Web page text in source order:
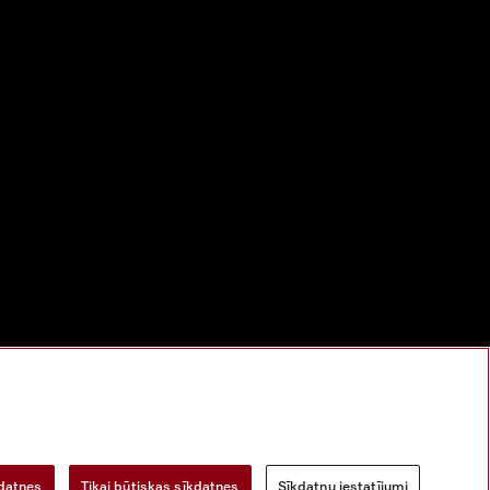
Tikai būtiskas sīkdatnes Sīkdatņu iestatījumi